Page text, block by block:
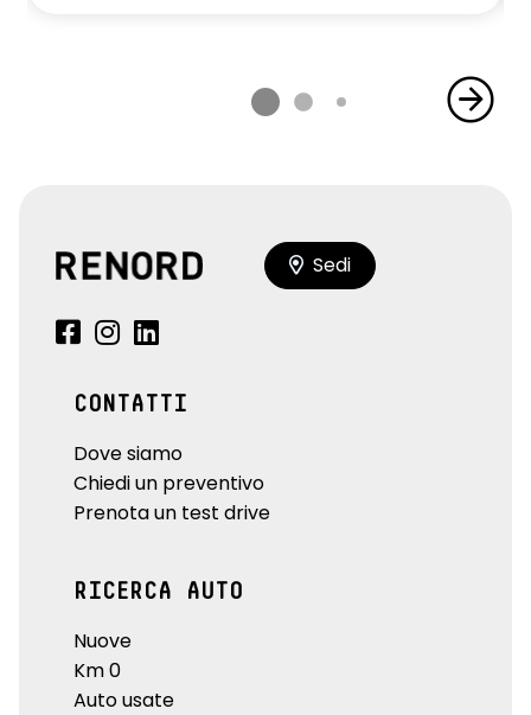
Sedi
CONTATTI
Dove siamo
Chiedi un preventivo
Prenota un test drive
RICERCA AUTO
Nuove
Km 0
Auto usate